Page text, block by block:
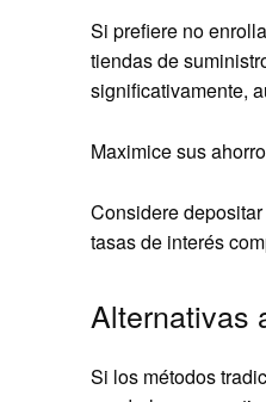
Si prefiere no
tiendas de
significativamente,
Maximice sus
Considere
tasas de interés
Alternativas
Si los métodos